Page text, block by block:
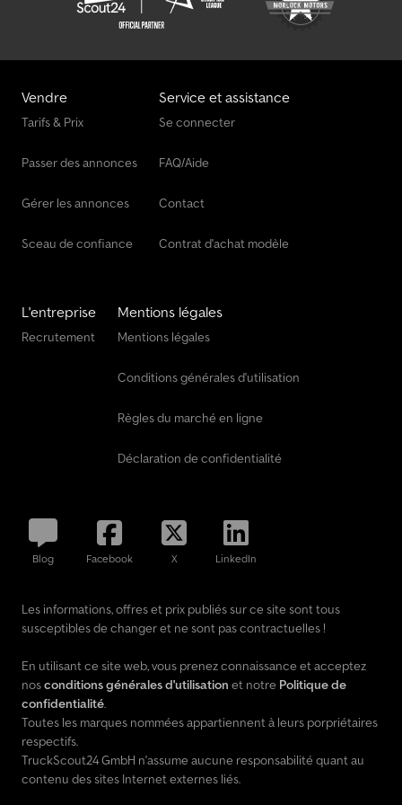
Meusburger Remorques
Möslein Semi-Remorques
Scheuerle Semi-Remorques
Vendre
Tarifs & Prix
Passer des annonces
Gérer les annonces
Sceau de confiance
Service et assistance
Se connecter
FAQ/Aide
Contact
Contrat d'achat modèle
L'entreprise
Recrutement
Mentions légales
Mentions légales
Conditions générales d'utilisation
Règles du marché en ligne
Déclaration de confidentialité
Blog Facebook X LinkedIn
Les informations, offres et prix publiés sur ce site sont tous
susceptibles de changer et ne sont pas contractuelles !
En utilisant ce site web, vous prenez connaissance et acceptez
nosconditions générales d'utilisation et notre Politique de
confidentialité.
Toutes les marques nommées appartiennent à leurs porpriétaires
respectifs.
TruckScout24 GmbH n'assume aucune responsabilité quant au
contenu des sites Internet externes liés.